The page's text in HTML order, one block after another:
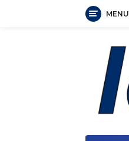
MENU